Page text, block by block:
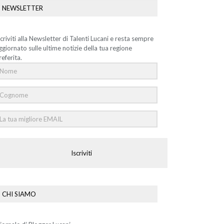
NEWSLETTER
alla Newsletter di Talenti Lucani e resta sempre
sulle ultime notizie della tua regione
Iscriviti
CHI SIAMO